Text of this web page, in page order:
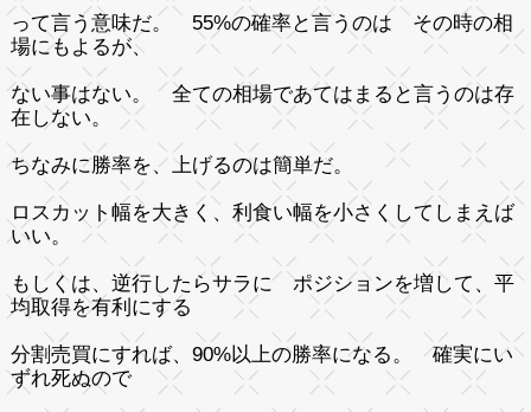
って言う意味だ。 55%の確率と言うのは その時の相
場にもよるが、
ない事はない。 全ての相場であてはまると言うのは存
在しない。
ちなみに勝率を、上げるのは簡単だ。
ロスカット幅を大きく、利食い幅を小さくしてしまえば
いい。
もしくは、逆行したらサラに ポジションを増して、平
均取得を有利にする
分割売買にすれば、90%以上の勝率になる。 確実にい
ずれ死ぬので